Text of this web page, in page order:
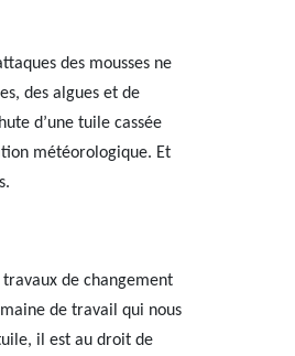
des mousses ne
des algues et de
d’une tuile cassée
météorologique. Et
de changement
de travail qui nous
il est au droit de